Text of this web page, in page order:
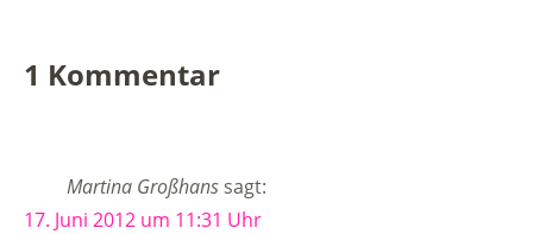
1 Kommentar
Martina Großhans sagt:
17. Juni 2012 um 11:31 Uhr